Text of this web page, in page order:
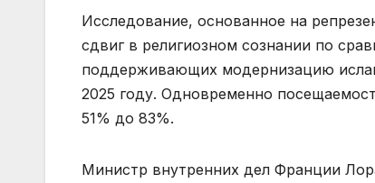
Исследование, основанное на
сдвиг в религиозном сознании по
поддерживающих модернизацию
2025 году. Одновременно
51% до 83%.
Министр внутренних дел Франции